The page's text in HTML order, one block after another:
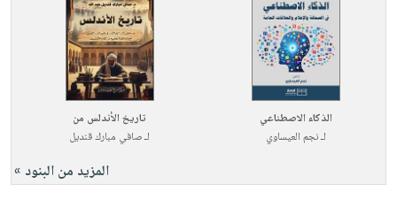
الذكاء الاصطناعي
لـنجم العيساوي
تاريخ الأندلس من
لـصافي مبارك قنديل
المزيد من البنود »